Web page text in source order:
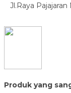
Jl.Raya
Produk yang